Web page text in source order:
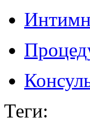
Теги: